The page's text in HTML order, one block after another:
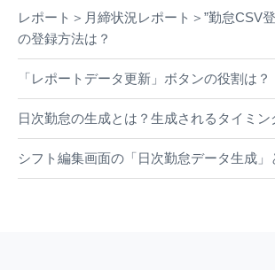
レポート＞月締状況レポート＞”勤怠CSV
の登録方法は？
「レポートデータ更新」ボタンの役割は？
日次勤怠の生成とは？生成されるタイミン
シフト編集画面の「日次勤怠データ生成」